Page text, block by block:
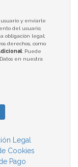
usuario y enviarle
del usuario;
obligación legal;
derechos, como
: Puede
en nuestra
Legal
Cookies
Pago